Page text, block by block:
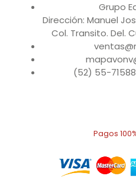
Grupo
Dirección: Manuel
Col. Transito. Del.
(52) 55-
Pagos